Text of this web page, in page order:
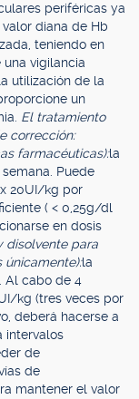
periféricas ya
diana de Hb
teniendo en
vigilancia
utilización de la
un
El tratamiento
corrección:
farmacéuticas):la
Puede
20UI/kg por
( < 0,25g/dl
en dosis
disolvente para
la
Al cabo de 4
kg (tres veces por
deberá hacerse a
intervalos
de
de
mantener el valor